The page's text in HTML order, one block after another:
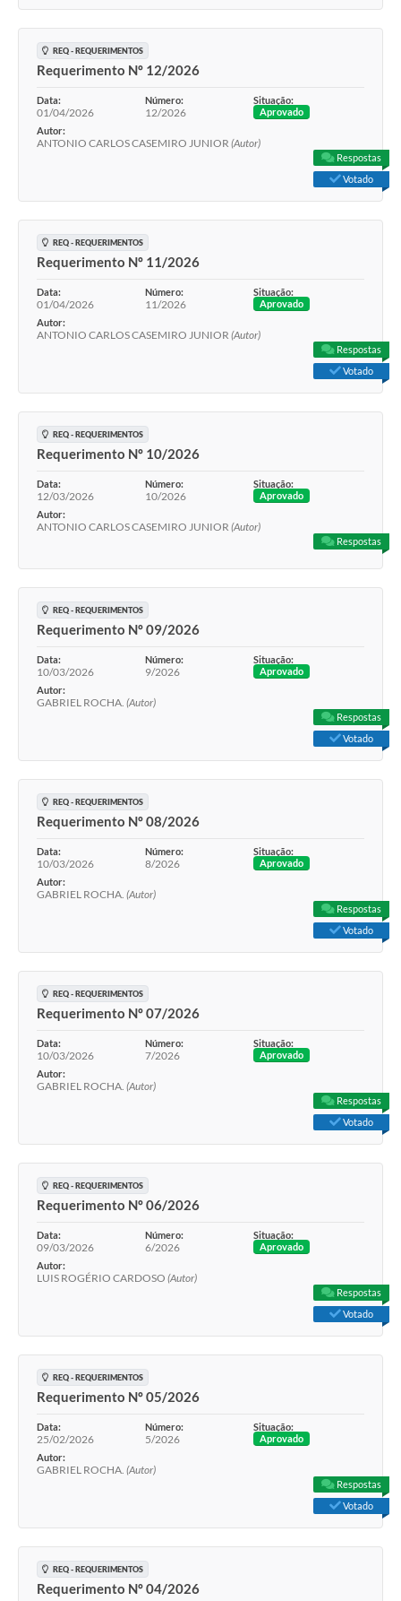
REQ - REQUERIMENTOS
Requerimento Nº 12/2026
Data:
01/04/2026
Número:
12/2026
Situação:
Aprovado
Autor:
ANTONIO CARLOS CASEMIRO JUNIOR (Autor)
Respostas
Votado
REQ - REQUERIMENTOS
Requerimento Nº 11/2026
Data:
01/04/2026
Número:
11/2026
Situação:
Aprovado
Autor:
ANTONIO CARLOS CASEMIRO JUNIOR (Autor)
Respostas
Votado
REQ - REQUERIMENTOS
Requerimento Nº 10/2026
Data:
12/03/2026
Número:
10/2026
Situação:
Aprovado
Autor:
ANTONIO CARLOS CASEMIRO JUNIOR (Autor)
Respostas
REQ - REQUERIMENTOS
Requerimento Nº 09/2026
Data:
10/03/2026
Número:
9/2026
Situação:
Aprovado
Autor:
GABRIEL ROCHA. (Autor)
Respostas
Votado
REQ - REQUERIMENTOS
Requerimento Nº 08/2026
Data:
10/03/2026
Número:
8/2026
Situação:
Aprovado
Autor:
GABRIEL ROCHA. (Autor)
Respostas
Votado
REQ - REQUERIMENTOS
Requerimento Nº 07/2026
Data:
10/03/2026
Número:
7/2026
Situação:
Aprovado
Autor:
GABRIEL ROCHA. (Autor)
Respostas
Votado
REQ - REQUERIMENTOS
Requerimento Nº 06/2026
Data:
09/03/2026
Número:
6/2026
Situação:
Aprovado
Autor:
LUIS ROGÉRIO CARDOSO (Autor)
Respostas
Votado
REQ - REQUERIMENTOS
Requerimento Nº 05/2026
Data:
25/02/2026
Número:
5/2026
Situação:
Aprovado
Autor:
GABRIEL ROCHA. (Autor)
Respostas
Votado
REQ - REQUERIMENTOS
Requerimento Nº 04/2026